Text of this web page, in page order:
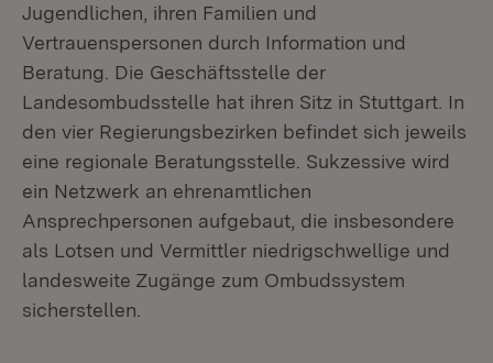
Jugendlichen, ihren Familien und
Vertrauenspersonen durch Information und
Beratung. Die Geschäftsstelle der
Landesombudsstelle hat ihren Sitz in Stuttgart. In
den vier Regierungsbezirken befindet sich jeweils
eine regionale Beratungsstelle. Sukzessive wird
ein Netzwerk an ehrenamtlichen
Ansprechpersonen aufgebaut, die insbesondere
als Lotsen und Vermittler niedrigschwellige und
landesweite Zugänge zum Ombudssystem
sicherstellen.